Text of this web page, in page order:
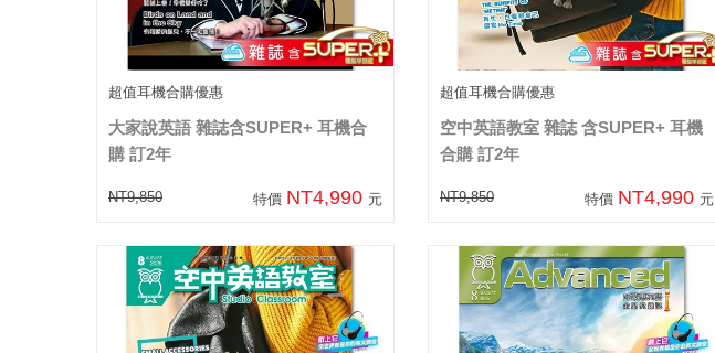
超值耳機合購優惠
大家說英語 雜誌含SUPER+ 耳機合
購 訂2年
NT9,850 特價 NT4,990 元
超值耳機合購優惠
空中英語教室 雜誌 含SUPER+ 耳機
合購 訂2年
NT9,850 特價 NT4,990 元